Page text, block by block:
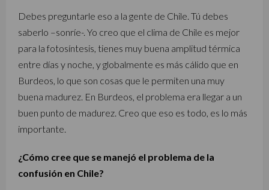
Debes preguntarle eso a la gente de Chile. Tú debes
saberlo –sonríe-. Yo creo que el clima de Chile es mejor
para la fotosíntesis, tienes muy buena amplitud térmica
entre días y noche, y globalmente es más cálido que en
Burdeos, lo que son cosas que le permiten una muy
buena madurez. En Burdeos, el problema era llegar a un
buen punto de madurez. Creo que eso es todo, es lo más
importante.
¿Cómo cree que se manejó el problema de la
confusión en Chile?